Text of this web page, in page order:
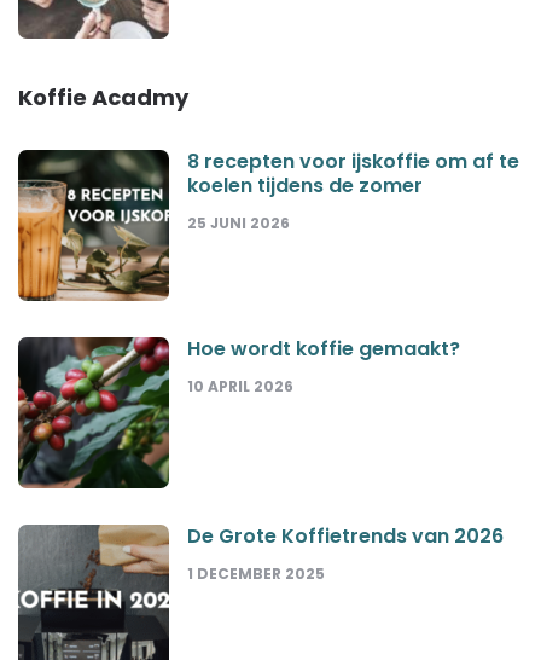
Koffie Acadmy
8 recepten voor ijskoffie om af te
koelen tijdens de zomer
25 JUNI 2026
Hoe wordt koffie gemaakt?
10 APRIL 2026
De Grote Koffietrends van 2026
1 DECEMBER 2025